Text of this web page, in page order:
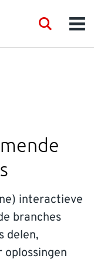
Search
interactieve
branches
delen,
oplossingen